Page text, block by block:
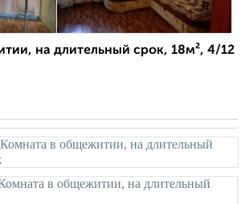
на длительный срок, 18м², 4/12